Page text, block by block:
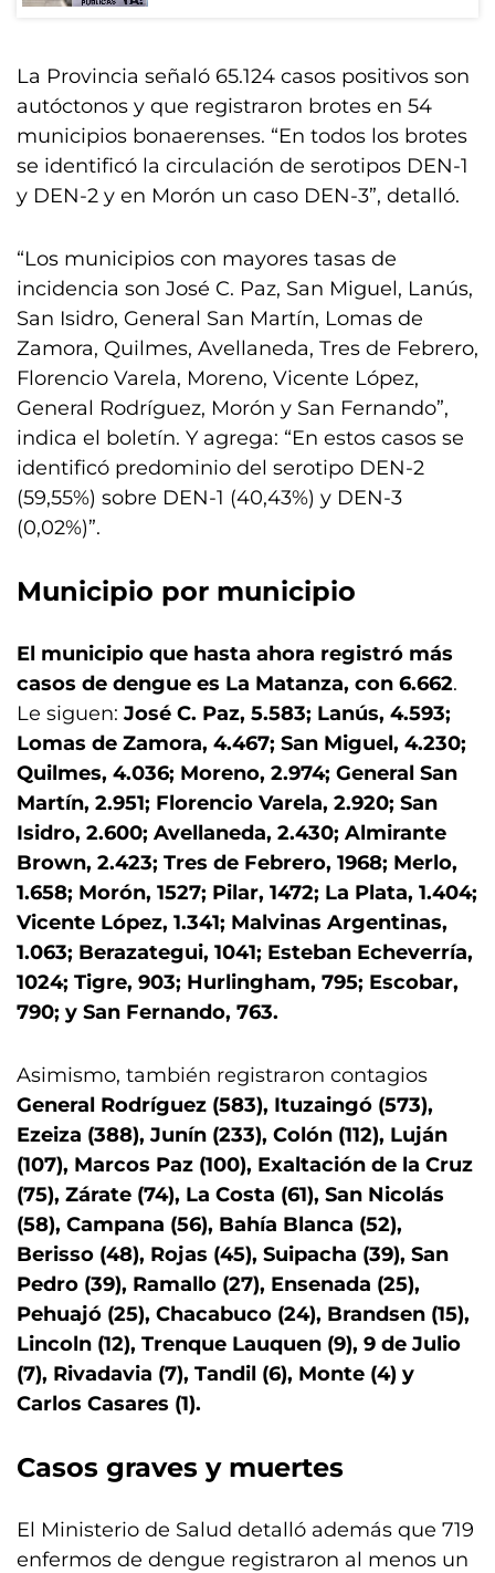
La Provincia señaló 65.124 casos positivos son
autóctonos y que registraron brotes en 54
municipios bonaerenses. “En todos los brotes
se identificó la circulación de serotipos DEN-1
y DEN-2 y en Morón un caso DEN-3”, detalló.
“Los municipios con mayores tasas de
incidencia son José C. Paz, San Miguel, Lanús,
San Isidro, General San Martín, Lomas de
Zamora, Quilmes, Avellaneda, Tres de Febrero,
Florencio Varela, Moreno, Vicente López,
General Rodríguez, Morón y San Fernando”,
indica el boletín. Y agrega: “En estos casos se
identificó predominio del serotipo DEN-2
(59,55%) sobre DEN-1 (40,43%) y DEN-3
(0,02%)”.
Municipio por municipio
El municipio que hasta ahora registró más
casos de dengue es La Matanza, con 6.662.
Le siguen: José C. Paz, 5.583; Lanús, 4.593;
Lomas de Zamora, 4.467; San Miguel, 4.230;
Quilmes, 4.036; Moreno, 2.974; General San
Martín, 2.951; Florencio Varela, 2.920; San
Isidro, 2.600; Avellaneda, 2.430; Almirante
Brown, 2.423; Tres de Febrero, 1968; Merlo,
1.658; Morón, 1527; Pilar, 1472; La Plata, 1.404;
Vicente López, 1.341; Malvinas Argentinas,
1.063; Berazategui, 1041; Esteban Echeverría,
1024; Tigre, 903; Hurlingham, 795; Escobar,
790; y San Fernando, 763.
Asimismo, también registraron contagios
General Rodríguez (583), Ituzaingó (573),
Ezeiza (388), Junín (233), Colón (112), Luján
(107), Marcos Paz (100), Exaltación de la Cruz
(75), Zárate (74), La Costa (61), San Nicolás
(58), Campana (56), Bahía Blanca (52),
Berisso (48), Rojas (45), Suipacha (39), San
Pedro (39), Ramallo (27), Ensenada (25),
Pehuajó (25), Chacabuco (24), Brandsen (15),
Lincoln (12), Trenque Lauquen (9), 9 de Julio
(7), Rivadavia (7), Tandil (6), Monte (4) y
Carlos Casares (1).
Casos graves y muertes
El Ministerio de Salud detalló además que 719
enfermos de dengue registraron al menos un